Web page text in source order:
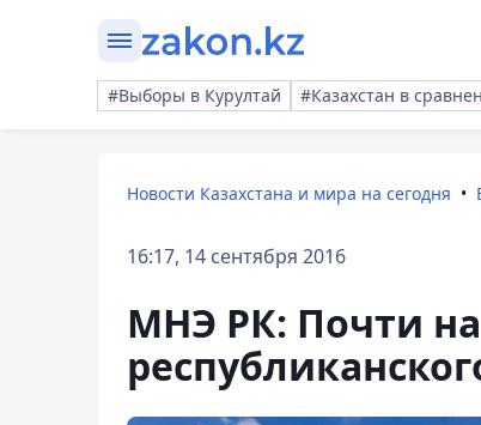
#Выборы в Курултай #Казахстан в
Новости Казахстана и мира на сегодня
16:17, 14 сентября 2016
МНЭ РК: Почти